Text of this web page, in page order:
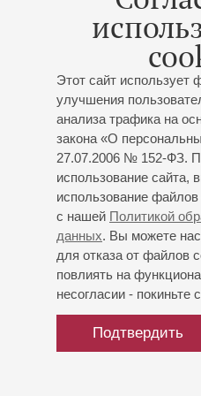
Этот сайт использует
улучшения
анализа трафика на
закона «О
27.07.2006 № 152-ФЗ.
использование сайта,
использование
с нашей Политикой
данных. Вы можете
для отказа от файлов
повлиять на
несогласии - покиньте
Подтвердить
Мстислава
Программа концерта в БЗФ
премьерой Первого
Солист – М. Ростропович
Концерт 12-го абонемента
К 100-летию со дня
Ростроповича
Академический
Дирижёр -Иван Рудин;
виолончель
Чайковский: «Ромео и
фантазия;Шостакович:
виолончели с оркестром
Ростроповичу);Бетховен: